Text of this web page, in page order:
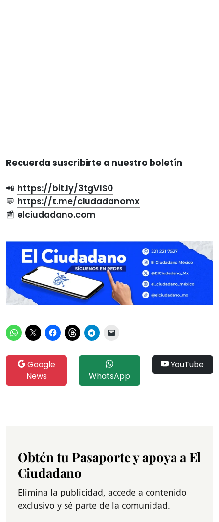
Recuerda suscribirte a nuestro boletín
📲 https://bit.ly/3tgVlS0
💬 https://t.me/ciudadanomx
📰 elciudadano.com
Google
News
WhatsApp
YouTube
Obtén tu Pasaporte y apoya a El
Ciudadano
Elimina la publicidad, accede a contenido
exclusivo y sé parte de la comunidad.